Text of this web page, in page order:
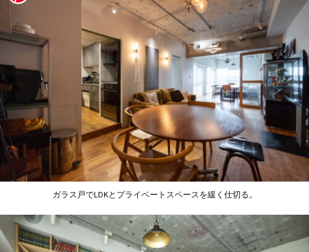
ガラス戸でLDKとプライベートスペースを緩く仕切る。